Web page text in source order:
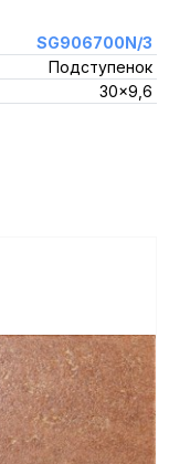
SG906700N/3
Подступенок
30x9,6